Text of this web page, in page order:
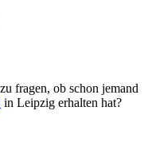
fragen, ob schon jemand
in Leipzig erhalten hat?